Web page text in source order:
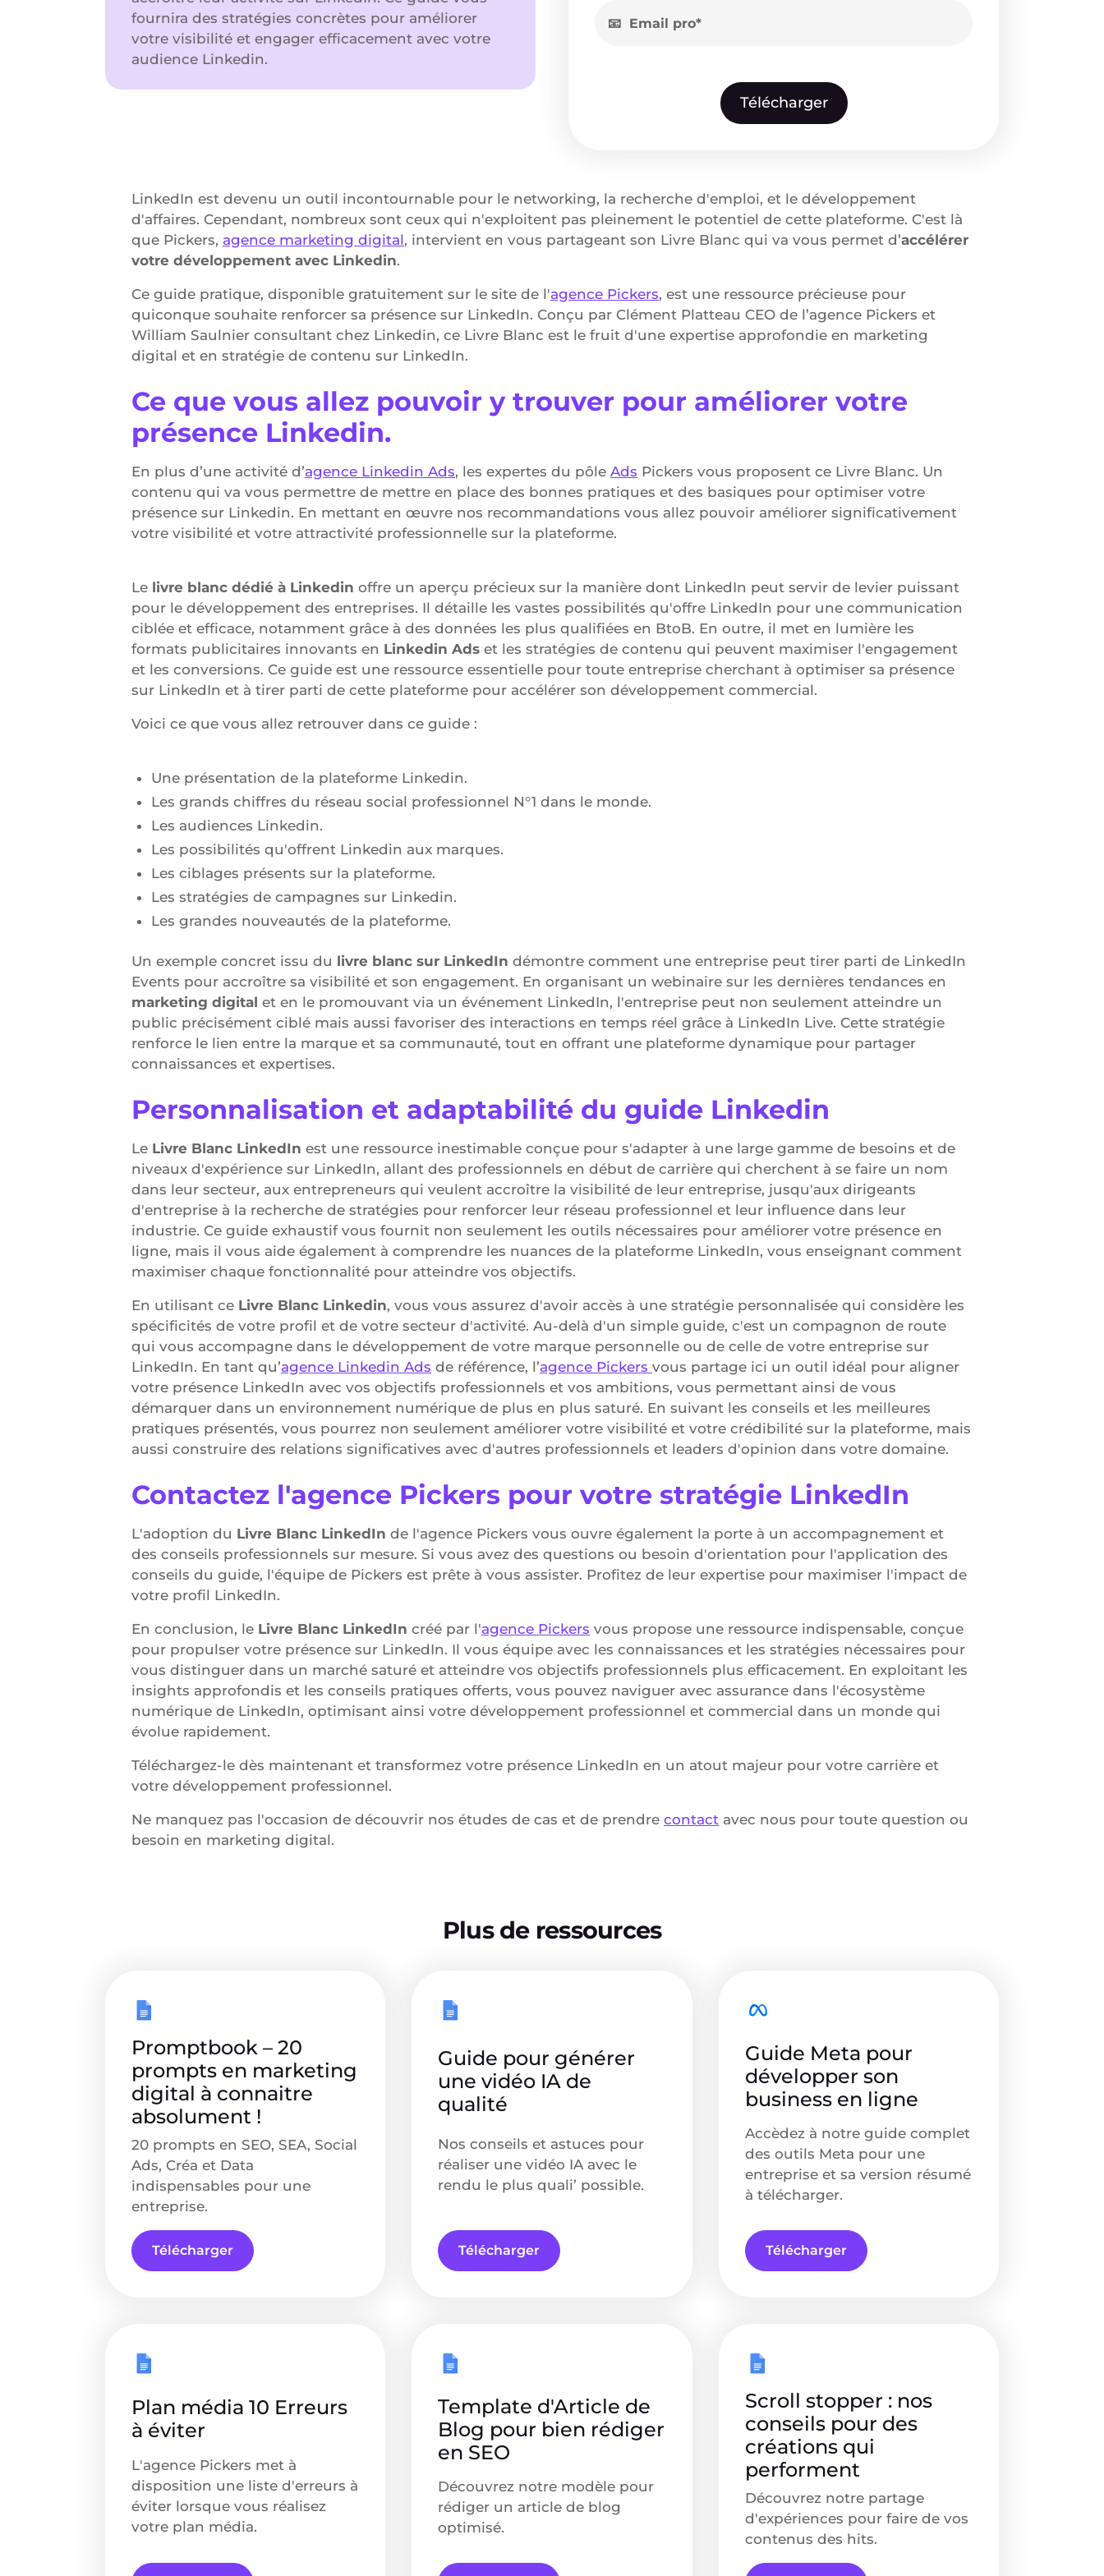
fournira des stratégies concrètes pour améliorer
votre visibilité et engager efficacement avec votre
audience Linkedin.
LinkedIn est devenu un outil incontournable pour le networking, la recherche d'emploi, et le développement
d'affaires. Cependant, nombreux sont ceux qui n'exploitent pas pleinement le potentiel de cette plateforme. C'est là
que Pickers, agence marketing digital, intervient en vous partageant son Livre Blanc qui va vous permet d’accélérer
votre développement avec Linkedin.
Ce guide pratique, disponible gratuitement sur le site de l'agence Pickers, est une ressource précieuse pour
quiconque souhaite renforcer sa présence sur LinkedIn. Conçu par Clément Platteau CEO de l’agence Pickers et
William Saulnier consultant chez Linkedin, ce Livre Blanc est le fruit d'une expertise approfondie en marketing
digital et en stratégie de contenu sur LinkedIn.
Ce que vous allez pouvoir y trouver pour améliorer votre
présence Linkedin.
En plus d’une activité d’agence Linkedin Ads, les expertes du pôle Ads Pickers vous proposent ce Livre Blanc. Un
contenu qui va vous permettre de mettre en place des bonnes pratiques et des basiques pour optimiser votre
présence sur Linkedin. En mettant en œuvre nos recommandations vous allez pouvoir améliorer significativement
votre visibilité et votre attractivité professionnelle sur la plateforme.
Le livre blanc dédié à Linkedin offre un aperçu précieux sur la manière dont LinkedIn peut servir de levier puissant
pour le développement des entreprises. Il détaille les vastes possibilités qu'offre LinkedIn pour une communication
ciblée et efficace, notamment grâce à des données les plus qualifiées en BtoB. En outre, il met en lumière les
formats publicitaires innovants en Linkedin Ads et les stratégies de contenu qui peuvent maximiser l'engagement
et les conversions. Ce guide est une ressource essentielle pour toute entreprise cherchant à optimiser sa présence
sur LinkedIn et à tirer parti de cette plateforme pour accélérer son développement commercial.
Voici ce que vous allez retrouver dans ce guide :
Une présentation de la plateforme Linkedin.
Les grands chiffres du réseau social professionnel N°1 dans le monde.
Les audiences Linkedin.
Les possibilités qu'offrent Linkedin aux marques.
Les ciblages présents sur la plateforme.
Les stratégies de campagnes sur Linkedin.
Les grandes nouveautés de la plateforme.
Un exemple concret issu du livre blanc sur LinkedIn démontre comment une entreprise peut tirer parti de LinkedIn
Events pour accroître sa visibilité et son engagement. En organisant un webinaire sur les dernières tendances en
marketing digital et en le promouvant via un événement LinkedIn, l'entreprise peut non seulement atteindre un
public précisément ciblé mais aussi favoriser des interactions en temps réel grâce à LinkedIn Live. Cette stratégie
renforce le lien entre la marque et sa communauté, tout en offrant une plateforme dynamique pour partager
connaissances et expertises.
Personnalisation et adaptabilité du guide Linkedin
Le Livre Blanc LinkedIn est une ressource inestimable conçue pour s'adapter à une large gamme de besoins et de
niveaux d'expérience sur LinkedIn, allant des professionnels en début de carrière qui cherchent à se faire un nom
dans leur secteur, aux entrepreneurs qui veulent accroître la visibilité de leur entreprise, jusqu'aux dirigeants
d'entreprise à la recherche de stratégies pour renforcer leur réseau professionnel et leur influence dans leur
industrie. Ce guide exhaustif vous fournit non seulement les outils nécessaires pour améliorer votre présence en
ligne, mais il vous aide également à comprendre les nuances de la plateforme LinkedIn, vous enseignant comment
maximiser chaque fonctionnalité pour atteindre vos objectifs.
En utilisant ce Livre Blanc Linkedin, vous vous assurez d'avoir accès à une stratégie personnalisée qui considère les
spécificités de votre profil et de votre secteur d'activité. Au-delà d'un simple guide, c'est un compagnon de route
qui vous accompagne dans le développement de votre marque personnelle ou de celle de votre entreprise sur
LinkedIn. En tant qu’agence Linkedin Ads de référence, l’agence Pickers vous partage ici un outil idéal pour aligner
votre présence LinkedIn avec vos objectifs professionnels et vos ambitions, vous permettant ainsi de vous
démarquer dans un environnement numérique de plus en plus saturé. En suivant les conseils et les meilleures
pratiques présentés, vous pourrez non seulement améliorer votre visibilité et votre crédibilité sur la plateforme, mais
aussi construire des relations significatives avec d'autres professionnels et leaders d'opinion dans votre domaine.
Contactez l'agence Pickers pour votre stratégie LinkedIn
L'adoption du Livre Blanc LinkedIn de l'agence Pickers vous ouvre également la porte à un accompagnement et
des conseils professionnels sur mesure. Si vous avez des questions ou besoin d'orientation pour l'application des
conseils du guide, l'équipe de Pickers est prête à vous assister. Profitez de leur expertise pour maximiser l'impact de
votre profil LinkedIn.
En conclusion, le Livre Blanc LinkedIn créé par l'agence Pickers vous propose une ressource indispensable, conçue
pour propulser votre présence sur LinkedIn. Il vous équipe avec les connaissances et les stratégies nécessaires pour
vous distinguer dans un marché saturé et atteindre vos objectifs professionnels plus efficacement. En exploitant les
insights approfondis et les conseils pratiques offerts, vous pouvez naviguer avec assurance dans l'écosystème
numérique de LinkedIn, optimisant ainsi votre développement professionnel et commercial dans un monde qui
évolue rapidement.
Téléchargez-le dès maintenant et transformez votre présence LinkedIn en un atout majeur pour votre carrière et
votre développement professionnel.
Ne manquez pas l'occasion de découvrir nos études de cas et de prendre contact avec nous pour toute question ou
besoin en marketing digital.
Plus de ressources
Promptbook – 20
prompts en marketing
digital à connaitre
absolument !
20 prompts en SEO, SEA, Social
Ads, Créa et Data
indispensables pour une
entreprise.
Télécharger
Guide pour générer
une vidéo IA de
qualité
Nos conseils et astuces pour
réaliser une vidéo IA avec le
rendu le plus quali’ possible.
Télécharger
Guide Meta pour
développer son
business en ligne
Accèdez à notre guide complet
des outils Meta pour une
entreprise et sa version résumé
à télécharger.
Télécharger
Plan média 10 Erreurs
à éviter
L'agence Pickers met à
disposition une liste d'erreurs à
éviter lorsque vous réalisez
votre plan média.
Template d'Article de
Blog pour bien rédiger
en SEO
Découvrez notre modèle pour
rédiger un article de blog
optimisé.
Scroll stopper : nos
conseils pour des
créations qui
performent
Découvrez notre partage
d'expériences pour faire de vos
contenus des hits.